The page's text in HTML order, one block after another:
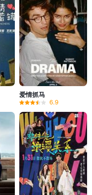
爱情抓马
6.9